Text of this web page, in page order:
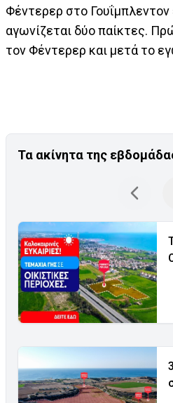
Φέντερερ στο Γουΐμπλεντον
αγωνίζεται δύο παίκτες.
τον Φέντερερ και μετά το
Τα ακίνητα της